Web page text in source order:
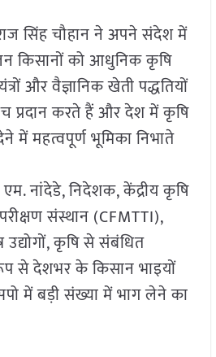
सिंह चौहान ने अपने संदेश में
किसानों को आधुनिक कृषि
और वैज्ञानिक खेती पद्धतियों
प्रदान करते हैं और देश में कृषि
में महत्वपूर्ण भूमिका निभाते
नांदेडे, निदेशक, केंद्रीय कृषि
संस्थान (CFMTTI),
कृषि से संबंधित
से देशभर के किसान भाइयों
में बड़ी संख्या में भाग लेने का